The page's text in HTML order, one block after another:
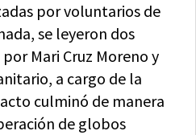
por voluntarios de
se leyeron dos
Mari Cruz Moreno y
a cargo de la
culminó de manera
de globos